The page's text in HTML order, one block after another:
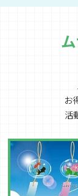
お
活